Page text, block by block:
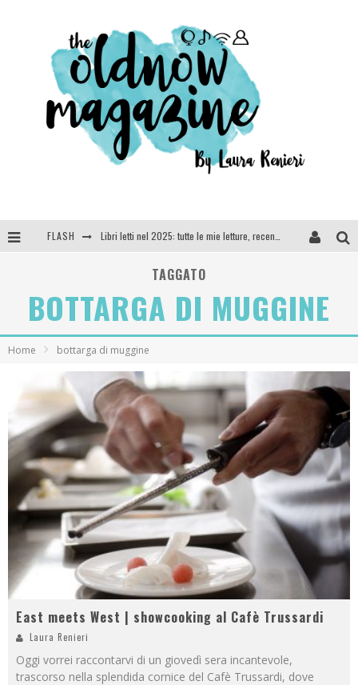
FLASH
SEE YOU AT 5 | Chanel
Anya Taylor-Joy, Jisoo e Willow Smith protagoniste della nuova campagna Dior Addict
TAGGATO
BOTTARGA DI MUGGINE
Home bottarga di muggine
East meets West | showcooking al Cafè Trussardi
Laura Renieri
Oggi vorrei raccontarvi di un giovedì sera incantevole,
trascorso nella splendida cornice del Cafè Trussardi, dove